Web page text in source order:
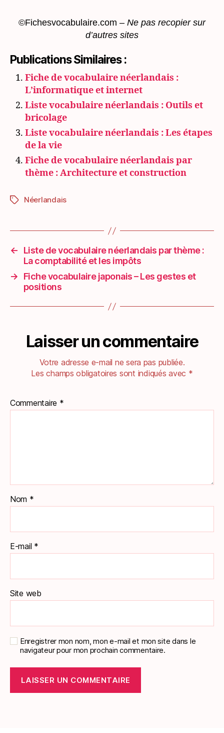
©Fichesvocabulaire.com – Ne pas recopier sur
d’autres sites
Publications Similaires :
Fiche de vocabulaire néerlandais :
L’informatique et internet
Liste vocabulaire néerlandais : Outils et
bricolage
Liste vocabulaire néerlandais : Les étapes
de la vie
Fiche de vocabulaire néerlandais par
thème : Architecture et construction
Étiquettes
Néerlandais
←
Liste de vocabulaire néerlandais par thème :
La comptabilité et les impôts
→
Fiche vocabulaire japonais – Les gestes et
positions
Laisser un commentaire
Votre adresse e-mail ne sera pas publiée.
Les champs obligatoires sont indiqués avec *
Commentaire *
Nom *
E-mail *
Site web
Enregistrer mon nom, mon e-mail et mon site dans le
navigateur pour mon prochain commentaire.